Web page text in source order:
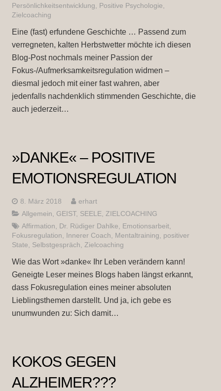
Persönlichkeitsentwicklung, Positive Psychologie,
Zielcoaching
Eine (fast) erfundene Geschichte … Passend zum
verregneten, kalten Herbstwetter möchte ich diesen
Blog-Post nochmals meiner Passion der
Fokus-/Aufmerksamkeitsregulation widmen –
diesmal jedoch mit einer fast wahren, aber
jedenfalls nachdenklich stimmenden Geschichte, die
auch jederzeit…
»DANKE« – POSITIVE
EMOTIONSREGULATION
8. März 2018
erhart
Allgemein
GEIST, SEELE, ZIELCOACHING
Affirmation, Dr. Rüdiger Dahlke, Emotionsarbeit,
Fokusregulation, Innerer Coach, Mentaltraining, positiver
State, Selbstgespräch, Zielcoaching
Wie das Wort »danke« Ihr Leben verändern kann!
Geneigte Leser meines Blogs haben längst erkannt,
dass Fokusregulation eines meiner absoluten
Lieblingsthemen darstellt. Und ja, ich gebe es
unumwunden zu: Sich damit…
KOKOS GEGEN
ALZHEIMER???